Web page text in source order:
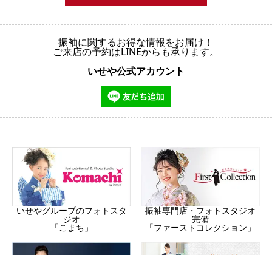
振袖に関するお得な情報をお届け！
ご来店の予約はLINEからも承ります。
いせや公式アカウント
いせやグループのフォトスタ
ジオ
「こまち」
振袖専門店・フォトスタジオ
完備
「ファーストコレクション」